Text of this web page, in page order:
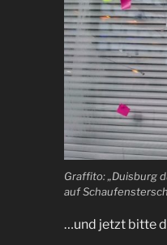
Graffito: „Duisburg
auf
…und jetzt bitte